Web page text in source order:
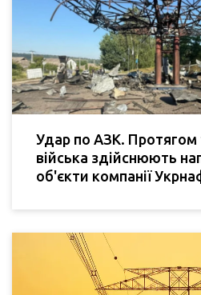
Удар по АЗК. Протягом
війська здійснюють
об'єкти компанії